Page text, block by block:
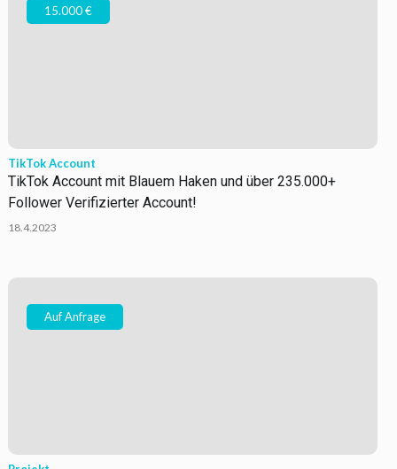
15.000 €
TikTok Account
TikTok Account mit Blauem Haken und über 235.000+
Follower Verifizierter Account!
18.4.2023
Auf Anfrage